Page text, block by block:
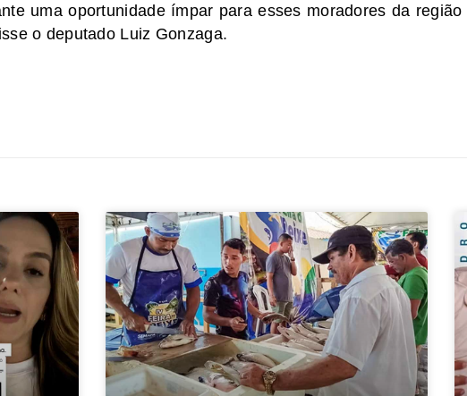
uma oportunidade ímpar para esses moradores da região
o deputado Luiz Gonzaga.